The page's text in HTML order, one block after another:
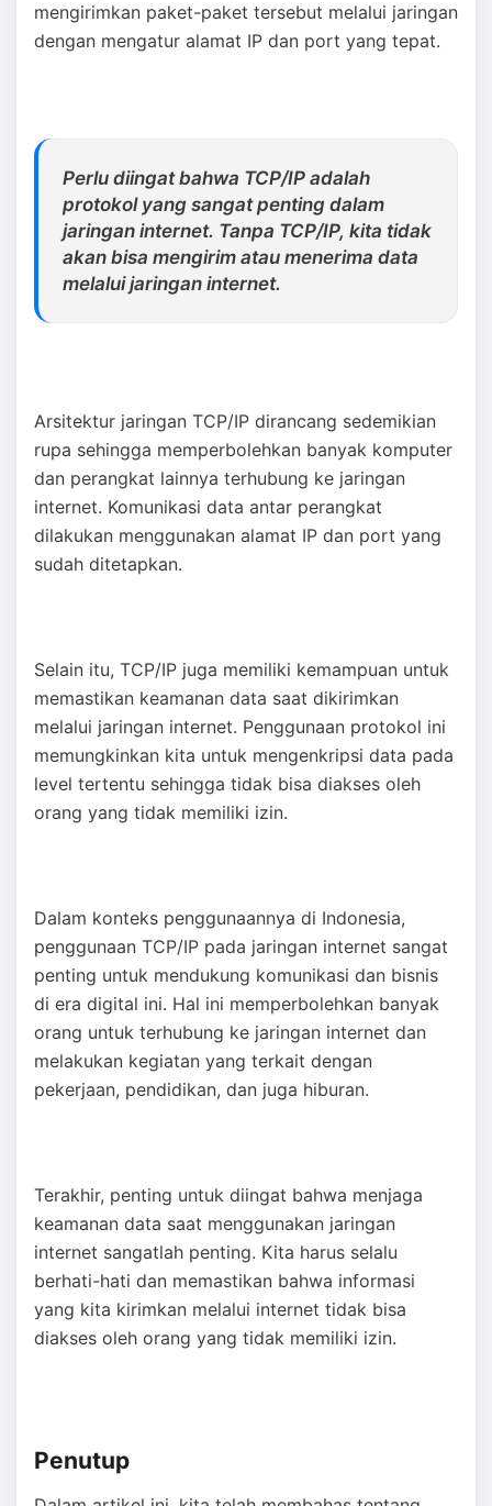
mengirimkan paket-paket tersebut melalui jaringan
dengan mengatur alamat IP dan port yang tepat.
Perlu diingat bahwa TCP/IP adalah
protokol yang sangat penting dalam
jaringan internet. Tanpa TCP/IP, kita tidak
akan bisa mengirim atau menerima data
melalui jaringan internet.
Arsitektur jaringan TCP/IP dirancang sedemikian
rupa sehingga memperbolehkan banyak komputer
dan perangkat lainnya terhubung ke jaringan
internet. Komunikasi data antar perangkat
dilakukan menggunakan alamat IP dan port yang
sudah ditetapkan.
Selain itu, TCP/IP juga memiliki kemampuan untuk
memastikan keamanan data saat dikirimkan
melalui jaringan internet. Penggunaan protokol ini
memungkinkan kita untuk mengenkripsi data pada
level tertentu sehingga tidak bisa diakses oleh
orang yang tidak memiliki izin.
Dalam konteks penggunaannya di Indonesia,
penggunaan TCP/IP pada jaringan internet sangat
penting untuk mendukung komunikasi dan bisnis
di era digital ini. Hal ini memperbolehkan banyak
orang untuk terhubung ke jaringan internet dan
melakukan kegiatan yang terkait dengan
pekerjaan, pendidikan, dan juga hiburan.
Terakhir, penting untuk diingat bahwa menjaga
keamanan data saat menggunakan jaringan
internet sangatlah penting. Kita harus selalu
berhati-hati dan memastikan bahwa informasi
yang kita kirimkan melalui internet tidak bisa
diakses oleh orang yang tidak memiliki izin.
Penutup